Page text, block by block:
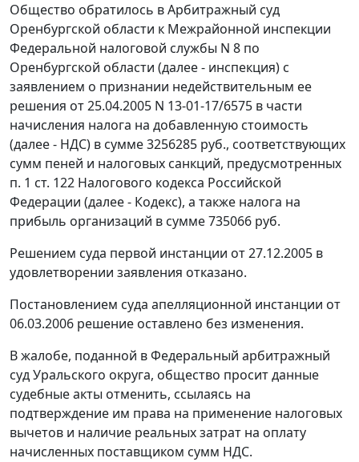
Общество обратилось в Арбитражный суд
Оренбургской области к Межрайонной инспекции
Федеральной налоговой службы N 8 по
Оренбургской области (далее - инспекция) с
заявлением о признании недействительным ее
решения от 25.04.2005 N 13-01-17/6575 в части
начисления налога на добавленную стоимость
(далее - НДС) в сумме 3256285 руб., соответствующих
сумм пеней и налоговых санкций, предусмотренных
п. 1 ст. 122 Налогового кодекса Российской
Федерации (далее - Кодекс), а также налога на
прибыль организаций в сумме 735066 руб.
Решением суда первой инстанции от 27.12.2005 в
удовлетворении заявления отказано.
Постановлением суда апелляционной инстанции от
06.03.2006 решение оставлено без изменения.
В жалобе, поданной в Федеральный арбитражный
суд Уральского округа, общество просит данные
судебные акты отменить, ссылаясь на
подтверждение им права на применение налоговых
вычетов и наличие реальных затрат на оплату
начисленных поставщиком сумм НДС.